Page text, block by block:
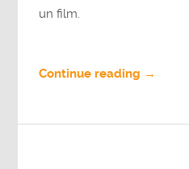
un film.
Continue reading →